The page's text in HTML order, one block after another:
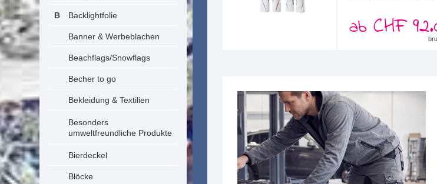
Backlightfolie
Banner & Werbeblachen
Beachflags/Snowflags
Becher to go
Bekleidung & Textilien
Besonders
umweltfreundliche Produkte
Bierdeckel
Blöcke
ab CHF